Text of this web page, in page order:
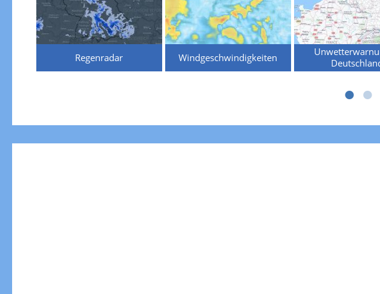
Regenradar Windgeschwindigkeiten